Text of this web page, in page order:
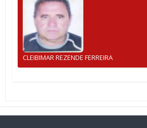
CLEIBIMAR REZENDE FERREIRA